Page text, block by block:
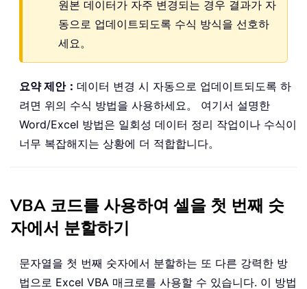
원본 데이터가 자주 변경되는 경우 결과가 자
동으로 업데이트되도록 수식 방식을 선호하
세요。
요약 제안： 데이터 변경 시 자동으로 업데이트되도록 하
려면 위의 수식 방법을 사용하세요。 여기서 설명한
Word/Excel 방법은 일회성 데이터 정리 작업이나 수식이
너무 복잡해지는 상황에 더 적합합니다。
VBA 코드를 사용하여 셀을 첫 번째 숫
자에서 분할하기
문자열을 첫 번째 숫자에서 분할하는 또 다른 강력한 방
법으로 Excel VBA 매크로를 사용할 수 있습니다. 이 방법